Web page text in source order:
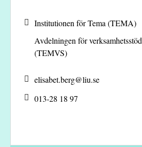
Institutionen för Tema (TEMA)
Avdelningen för verksamhetsstöd
(TEMVS)
elisabet.berg@liu.se
013-28 18 97